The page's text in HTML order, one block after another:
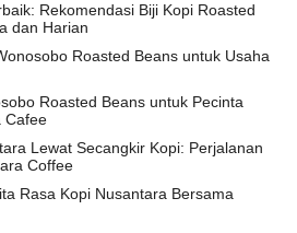
Rekomendasi Biji Kopi Roasted
dan Harian
Roasted Beans untuk Usaha
Roasted Beans untuk Pecinta
Cafee
Lewat Secangkir Kopi: Perjalanan
Coffee
Rasa Kopi Nusantara Bersama